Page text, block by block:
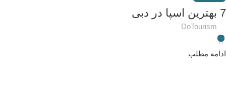
7 بهترین اسپا در دبی
DoTourism
۰
ادامه مطلب